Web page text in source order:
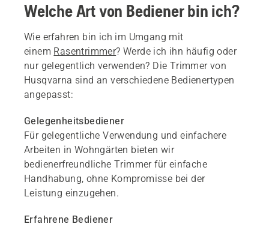
Welche Art von Bediener bin ich?
Wie erfahren bin ich im Umgang mit
einem Rasentrimmer? Werde ich ihn häufig oder
nur gelegentlich verwenden? Die Trimmer von
Husqvarna sind an verschiedene Bedienertypen
angepasst:
Gelegenheitsbediener
Für gelegentliche Verwendung und einfachere
Arbeiten in Wohngärten bieten wir
bedienerfreundliche Trimmer für einfache
Handhabung, ohne Kompromisse bei der
Leistung einzugehen.
Erfahrene Bediener